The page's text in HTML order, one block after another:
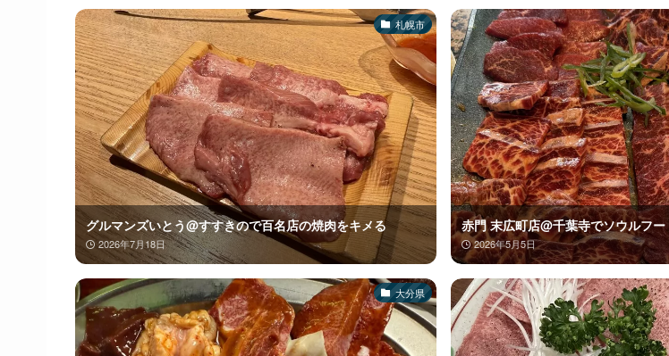
札幌市
グルマンズいとう@すすきので百名店の焼肉をキメる
2026年7月18日
赤門 末広町店@千葉寺でソウルフ
2026年5月5日
大分県